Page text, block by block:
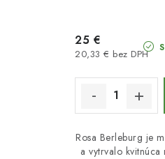
20,33 € bez DPH
25 €
Rosa Berleburg je
a vytrvalo kvitnúca